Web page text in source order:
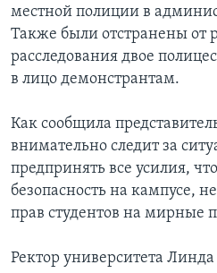
местной полиции в
Также были отстранены от
расследования двое
в лицо демонстрантам.
Как сообщила
внимательно следит за
предпринять все усилия,
безопасность на кампусе,
прав студентов на мирные
Ректор университета